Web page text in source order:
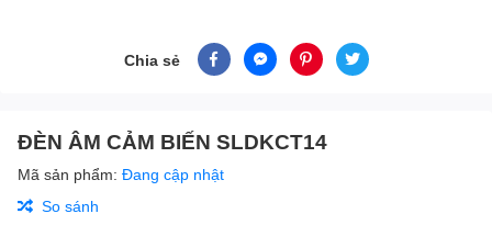
Chia sẻ
ĐÈN ÂM CẢM BIẾN SLDKCT14
Mã sản phẩm: Đang cập nhật
So sánh